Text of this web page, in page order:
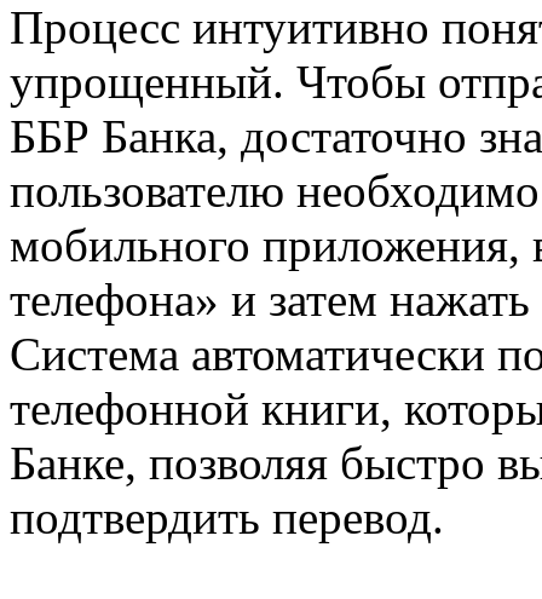
Процесс интуитивно
упрощенный. Чтобы
ББР Банка, достаточно
пользователю
мобильного
телефона» и затем
Система автоматически
телефонной книги,
Банке, позволяя быстро
подтвердить перевод.